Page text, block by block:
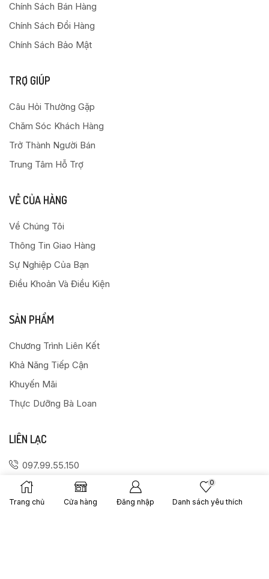
Trang chủ Cửa hàng Đăng nhập
0
Danh sách yêu thích
Chính Sách Bán Hàng
Chính Sách Đổi Hàng
Chính Sách Bảo Mật
TRỢ GIÚP
Câu Hỏi Thường Gặp
Chăm Sóc Khách Hàng
Trở Thành Người Bán
Trung Tâm Hỗ Trợ
VỀ CỦA HÀNG
Về Chúng Tôi
Thông Tin Giao Hàng
Sự Nghiệp Của Bạn
Điều Khoản Và Điều Kiện
SẢN PHẨM
Chương Trình Liên Kết
Khả Năng Tiếp Cận
Khuyến Mãi
Thực Dưỡng Bà Loan
LIÊN LẠC
097.99.55.150
0968.671.850
Số 114D1 Ngõ 7 Khuất Duy Tiến, Thanh Xuân, Hà Nội